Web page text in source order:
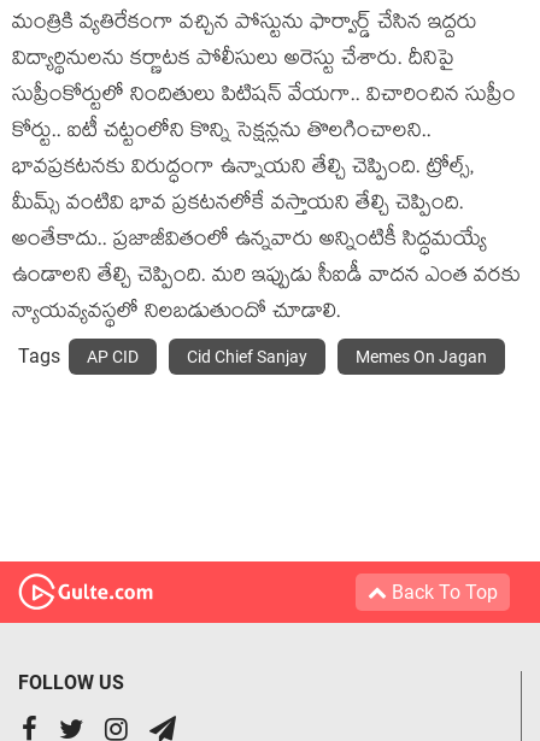
మంత్రికి వ్య‌తిరేకంగా వ‌చ్చిన పోస్టును ఫార్వార్డ్ చేసిన ఇద్ద‌రు
విద్యార్థినుల‌ను క‌ర్ణాట‌క పోలీసులు అరెస్టు చేశారు. దీనిపై
సుప్రీంకోర్టులో నిందితులు పిటిష‌న్ వేయ‌గా.. విచారించిన సుప్రీం
కోర్టు.. ఐటీ చ‌ట్టంలోని కొన్ని సెక్ష‌న్ల‌ను తొల‌గించాల‌ని..
భావ‌ప్ర‌క‌ట‌న‌కు విరుద్ధంగా ఉన్నాయ‌ని తేల్చి చెప్పింది. ట్రోల్స్‌,
మీమ్స్ వంటివి భావ ప్ర‌క‌ట‌న‌లోకే వ‌స్తాయ‌ని తేల్చి చెప్పింది.
అంతేకాదు.. ప్ర‌జాజీవితంలో ఉన్న‌వారు అన్నింటికీ సిద్ధ‌మ‌య్యే
ఉండాల‌ని తేల్చి చెప్పింది. మ‌రి ఇప్పుడు సీఐడీ వాద‌న ఎంత వ‌ర‌కు
న్యాయ‌వ్య‌వ‌స్థ‌లో నిల‌బ‌డుతుందో చూడాలి.
Tags AP CID Cid Chief Sanjay Memes On Jagan
Back To Top
FOLLOW US